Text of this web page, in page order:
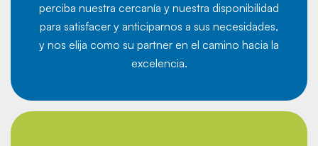
perciba nuestra cercanía y nuestra disponibilidad
para satisfacer y anticiparnos a sus necesidades,
y nos elija como su partner en el camino hacia la
excelencia.